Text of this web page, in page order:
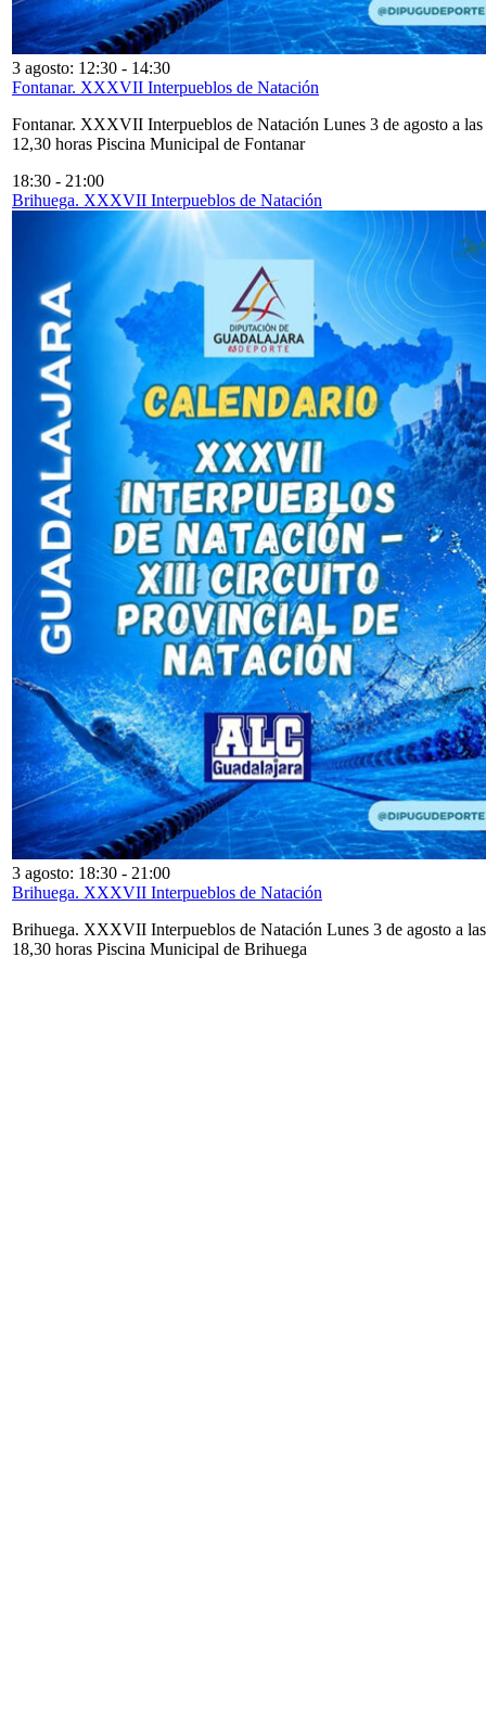
3 agosto: 12:30 - 14:30
Fontanar. XXXVII Interpueblos de Natación
Fontanar. XXXVII Interpueblos de Natación Lunes 3 de agosto a las
12,30 horas Piscina Municipal de Fontanar
18:30 - 21:00
Brihuega. XXXVII Interpueblos de Natación
3 agosto: 18:30 - 21:00
Brihuega. XXXVII Interpueblos de Natación
Brihuega. XXXVII Interpueblos de Natación Lunes 3 de agosto a las
18,30 horas Piscina Municipal de Brihuega